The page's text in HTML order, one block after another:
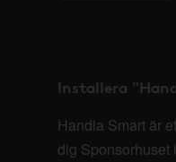
Installera
Handla Smart är
dig Sponsorhuset